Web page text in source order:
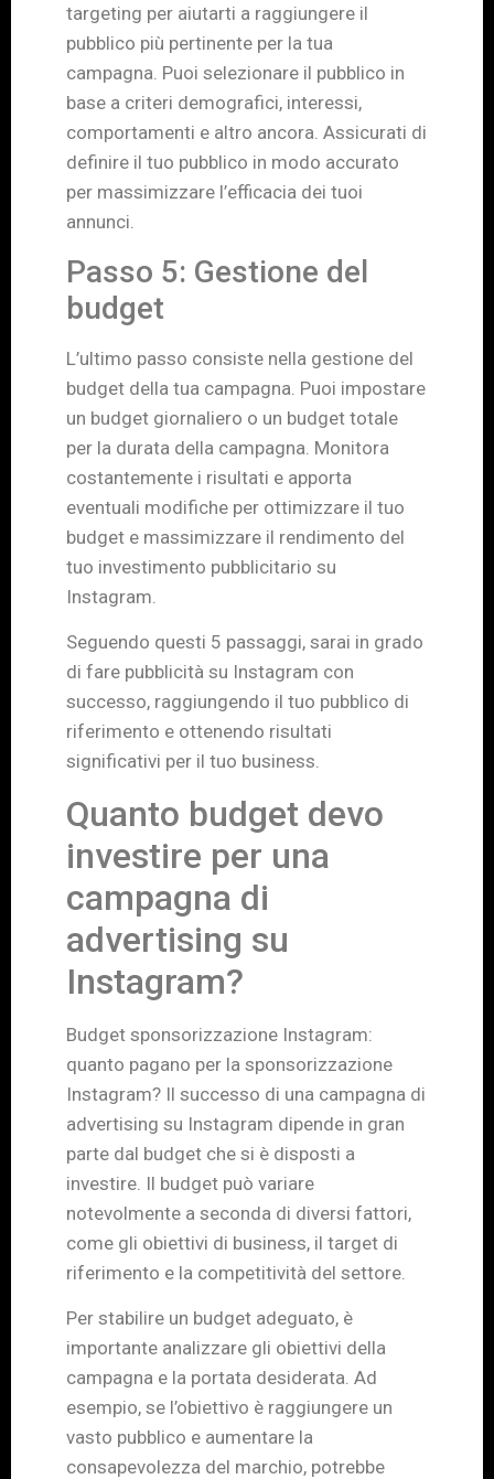
targeting per aiutarti a raggiungere il
pubblico più pertinente per la tua
campagna. Puoi selezionare il pubblico in
base a criteri demografici, interessi,
comportamenti e altro ancora. Assicurati di
definire il tuo pubblico in modo accurato
per massimizzare l’efficacia dei tuoi
annunci.
Passo 5: Gestione del
budget
L’ultimo passo consiste nella gestione del
budget della tua campagna. Puoi impostare
un budget giornaliero o un budget totale
per la durata della campagna. Monitora
costantemente i risultati e apporta
eventuali modifiche per ottimizzare il tuo
budget e massimizzare il rendimento del
tuo investimento pubblicitario su
Instagram.
Seguendo questi 5 passaggi, sarai in grado
di fare pubblicità su Instagram con
successo, raggiungendo il tuo pubblico di
riferimento e ottenendo risultati
significativi per il tuo business.
Quanto budget devo
investire per una
campagna di
advertising su
Instagram?
Budget sponsorizzazione Instagram:
quanto pagano per la sponsorizzazione
Instagram? Il successo di una campagna di
advertising su Instagram dipende in gran
parte dal budget che si è disposti a
investire. Il budget può variare
notevolmente a seconda di diversi fattori,
come gli obiettivi di business, il target di
riferimento e la competitività del settore.
Per stabilire un budget adeguato, è
importante analizzare gli obiettivi della
campagna e la portata desiderata. Ad
esempio, se l’obiettivo è raggiungere un
vasto pubblico e aumentare la
consapevolezza del marchio, potrebbe